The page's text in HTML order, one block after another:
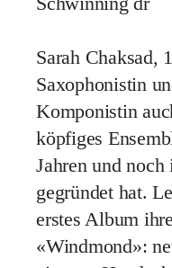
Sarah Chaksad,
Saxophonistin
Komponistin
köpfiges
Jahren und
gegründet hat.
erstes Album
«Windmond»: